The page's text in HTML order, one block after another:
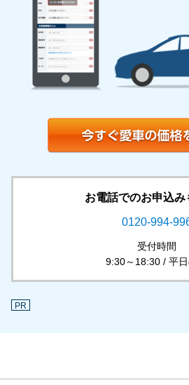
お電話でのお申込み
0120-994-
受付時間
9:30～18:30 / 平
PR